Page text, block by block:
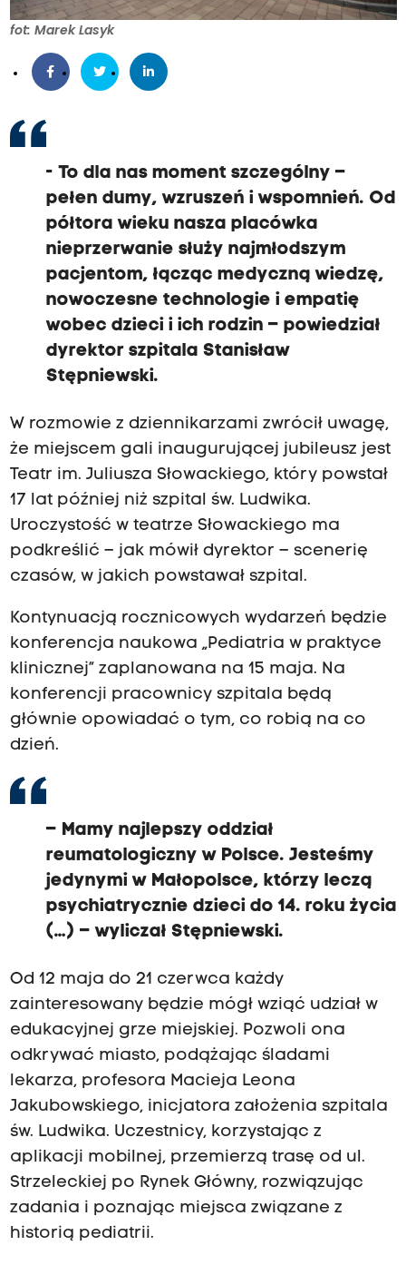
fot: Marek Lasyk
- To dla nas moment szczególny –
pełen dumy, wzruszeń i wspomnień. Od
półtora wieku nasza placówka
nieprzerwanie służy najmłodszym
pacjentom, łącząc medyczną wiedzę,
nowoczesne technologie i empatię
wobec dzieci i ich rodzin – powiedział
dyrektor szpitala Stanisław
Stępniewski.
W rozmowie z dziennikarzami zwrócił uwagę,
że miejscem gali inaugurującej jubileusz jest
Teatr im. Juliusza Słowackiego, który powstał
17 lat później niż szpital św. Ludwika.
Uroczystość w teatrze Słowackiego ma
podkreślić – jak mówił dyrektor – scenerię
czasów, w jakich powstawał szpital.
Kontynuacją rocznicowych wydarzeń będzie
konferencja naukowa „Pediatria w praktyce
klinicznej” zaplanowana na 15 maja. Na
konferencji pracownicy szpitala będą
głównie opowiadać o tym, co robią na co
dzień.
– Mamy najlepszy oddział
reumatologiczny w Polsce. Jesteśmy
jedynymi w Małopolsce, którzy leczą
psychiatrycznie dzieci do 14. roku życia
(…) – wyliczał Stępniewski.
Od 12 maja do 21 czerwca każdy
zainteresowany będzie mógł wziąć udział w
edukacyjnej grze miejskiej. Pozwoli ona
odkrywać miasto, podążając śladami
lekarza, profesora Macieja Leona
Jakubowskiego, inicjatora założenia szpitala
św. Ludwika. Uczestnicy, korzystając z
aplikacji mobilnej, przemierzą trasę od ul.
Strzeleckiej po Rynek Główny, rozwiązując
zadania i poznając miejsca związane z
historią pediatrii.